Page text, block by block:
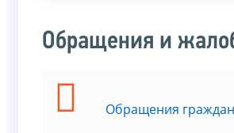
Обращения и
Обращения